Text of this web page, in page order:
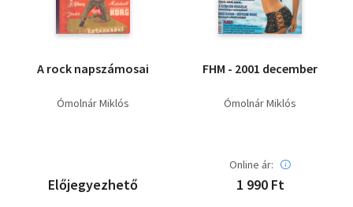
A rock napszámosai
Ómolnár Miklós
Előjegyezhető
FHM - 2001 december
Ómolnár Miklós
Online ár:
1 990 Ft